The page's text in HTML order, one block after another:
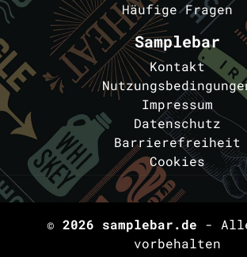
Häufige Fragen
Samplebar
Kontakt
Impressum
Datenschutz
Barrierefreiheit
Cookies
© 2026 samplebar.de -
vorbehalten